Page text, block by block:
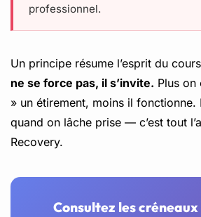
professionnel.
Un principe résume l’esprit du
ne se force pas, il s’invite. Plus on
» un étirement, moins il fonctionne.
quand on lâche prise — c’est tout
Recovery.
Consultez les